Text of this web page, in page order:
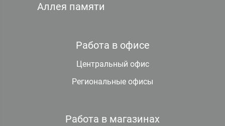
Аллея памяти
Работа в офисе
Центральный офис
Региональные офисы
Работа в магазинах